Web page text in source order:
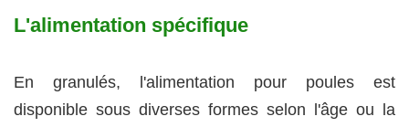
L'alimentation spécifique
En granulés, l'alimentation pour poules est
disponible sous diverses formes selon l'âge ou la